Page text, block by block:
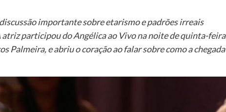
importante sobre etarismo e padrões irreais
participou do Angélica ao Vivo na noite de quinta-feira
Palmeira, e abriu o coração ao falar sobre como a chegada